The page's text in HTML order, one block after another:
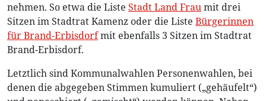
nehmen. So etwa die Liste Stadt Land Fraumit drei
Sitzen im Stadtrat Kamenz oder die Liste Bürgerinnen
für Brand-Erbisdorfmit ebenfalls 3 Sitzen im Stadtrat
Brand-Erbisdorf.
Letztlich sind Kommunalwahlen Personenwahlen, bei
denen die abgegeben Stimmen kumuliert („gehäufelt“)